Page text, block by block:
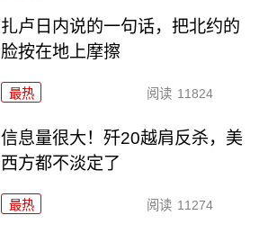
扎卢日内说的一句话，把北约的
脸按在地上摩擦
最热 阅读 11824
信息量很大！歼20越肩反杀，美
西方都不淡定了
最热 阅读 11274